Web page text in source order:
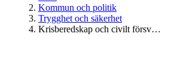
Kommun och politik
Trygghet och säkerhet
Krisberedskap och civilt försv…